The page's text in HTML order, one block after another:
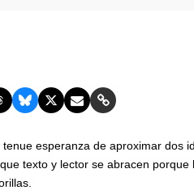
esperanza de aproximar dos
texto y lector se abracen